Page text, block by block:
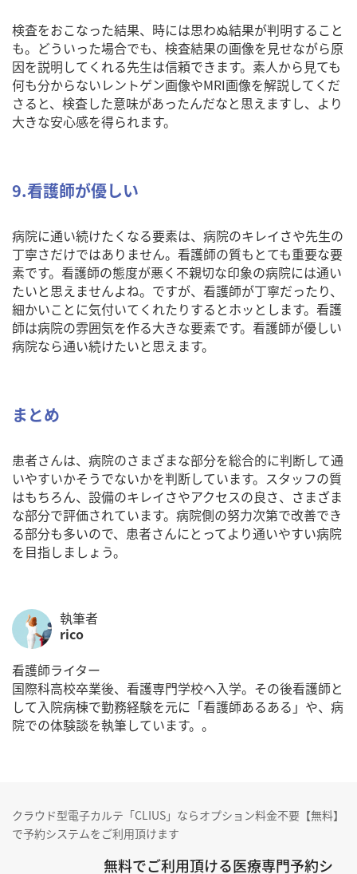
検査をおこなった結果、時には思わぬ結果が判明すること
も。どういった場合でも、検査結果の画像を見せながら原
因を説明してくれる先生は信頼できます。素人から見ても
何も分からないレントゲン画像やMRI画像を解説してくだ
さると、検査した意味があったんだなと思えますし、より
大きな安心感を得られます。
9.看護師が優しい
病院に通い続けたくなる要素は、病院のキレイさや先生の
丁寧さだけではありません。看護師の質もとても重要な要
素です。看護師の態度が悪く不親切な印象の病院には通い
たいと思えませんよね。ですが、看護師が丁寧だったり、
細かいことに気付いてくれたりするとホッとします。看護
師は病院の雰囲気を作る大きな要素です。看護師が優しい
病院なら通い続けたいと思えます。
まとめ
患者さんは、病院のさまざまな部分を総合的に判断して通
いやすいかそうでないかを判断しています。スタッフの質
はもちろん、設備のキレイさやアクセスの良さ、さまざま
な部分で評価されています。病院側の努力次第で改善でき
る部分も多いので、患者さんにとってより通いやすい病院
を目指しましょう。
執筆者
rico
看護師ライター
国際科高校卒業後、看護専門学校へ入学。その後看護師と
して入院病棟で勤務経験を元に「看護師あるある」や、病
院での体験談を執筆しています。。
クラウド型電子カルテ「CLIUS」ならオプション料金不要【無料】
で予約システムをご利用頂けます
無料でご利用頂ける医療専門予約シ